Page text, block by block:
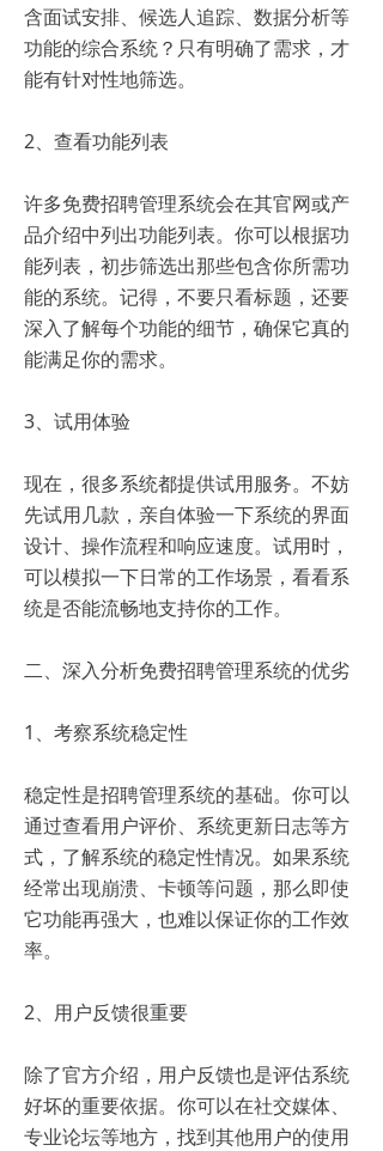
含面试安排、候选人追踪、数据分析等
功能的综合系统？只有明确了需求，才
能有针对性地筛选。
2、查看功能列表
许多免费招聘管理系统会在其官网或产
品介绍中列出功能列表。你可以根据功
能列表，初步筛选出那些包含你所需功
能的系统。记得，不要只看标题，还要
深入了解每个功能的细节，确保它真的
能满足你的需求。
3、试用体验
现在，很多系统都提供试用服务。不妨
先试用几款，亲自体验一下系统的界面
设计、操作流程和响应速度。试用时，
可以模拟一下日常的工作场景，看看系
统是否能流畅地支持你的工作。
二、深入分析免费招聘管理系统的优劣
1、考察系统稳定性
稳定性是招聘管理系统的基础。你可以
通过查看用户评价、系统更新日志等方
式，了解系统的稳定性情况。如果系统
经常出现崩溃、卡顿等问题，那么即使
它功能再强大，也难以保证你的工作效
率。
2、用户反馈很重要
除了官方介绍，用户反馈也是评估系统
好坏的重要依据。你可以在社交媒体、
专业论坛等地方，找到其他用户的使用